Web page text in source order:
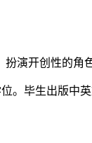
演开创性的角色
。毕生出版中